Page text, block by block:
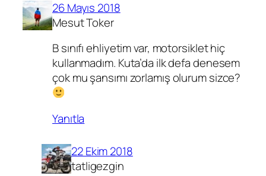
26 Mayıs 2018
Mesut Toker
B sınıfı ehliyetim var, motorsiklet hiç
kullanmadım. Kuta’da ilk defa denesem
çok mu şansımı zorlamış olurum sizce?
Yanıtla
22 Ekim 2018
tatligezgin